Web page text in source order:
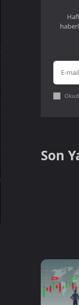
Son